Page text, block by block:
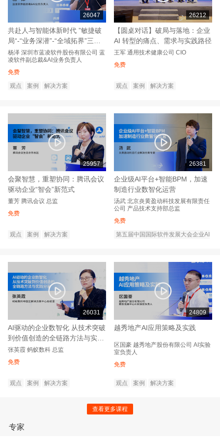
26047
共赴人与智能体新时代 ”敏捷破
局“-“业务深潜”-“全域拓界”三步
实现智能跃迁
杨泽 深圳市蓝凌软件股份有限公司 蓝
凌软件副总裁&AI业务负责人
免费
观点
案例 解决方案
26212
【圆桌对话】破局与落地：企业
AI 转型的痛点、需求与实践路径
王军 通用技术健康公司 CIO
免费
观点 案例 解决方案
25957
会聚智慧，重塑协同：腾讯会议
驱动企业“智会”新范式
董芳 腾讯会议 总监
免费
观点 案例 解决方案
26381
企业级AI平台+智能BPM，加速
制造行业数智化运营
汤武 北京炎黄盈动科技发展有限责任
公司 产品技术支持部总监
免费
第五届中国国际软件发展大会企业AI
26031
AI驱动的企业数智化 从技术突破
到价值创造的全链路方法与实践
分享
张英霞 蚂蚁数科 总监
免费
观点 案例 解决方案
24809
越秀地产AI应用策略及实践
区国豪 越秀地产股份有限公司 AI实验
室负责人
免费
观点 案例 解决方案
查看更多课程
专家